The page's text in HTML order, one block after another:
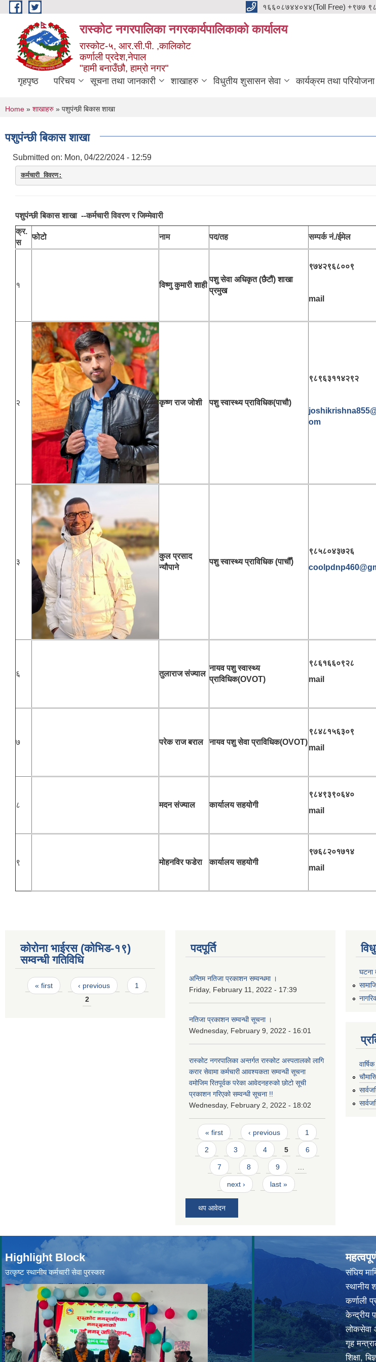
Skip to main content १६६०८७४४०४४(Toll Free) +९७७
रास्कोट नगरपालिका नगरकार्यपालिकाको कार्यालय
रास्कोट-५, आर.सी.पी. ,कालिकोट
कर्णाली प्रदेश,नेपाल
"हामी बनाउँछौ, हाम्रो नगर"
गृहपृष्ठ परिचय सूचना तथा जानकारी शाखाहरु विधुतीय शुसासन सेवा कार्यक्रम तथा परियोजना
You are here
Home » शाखाहरु » पशुपंन्छी बिकास शाखा
पशुपंन्छी बिकास शाखा
Submitted on: Mon, 04/22/2024 - 12:59
कर्मचारी विवरण:
पशुपंन्छी बिकास शाखा ‍ --कर्मचारी विवरण र जिम्मेवारी
क्र.
स
फोटो नाम पद/तह सम्पर्क नं./ईमेल
१ विष्णु कुमारी शाही
पशु सेवा अधिकृत (छैटौं) शाखा
प्रमुख
९७४२९६८००९
mail
२ कृष्ण राज जोशी पशु स्वास्थ्य प्राविधिक(पाचौ)
९८९६३११४२९२
om
३
कुल प्रसाद
न्यौपाने
पशु स्वास्थ्य प्राविधिक (पाचौँ)
९८५८०४३७२६
६ तुलाराज संज्याल
नायव पशु स्वास्थ्य
प्राविधिक(OVOT)
९८६१६६०९२८
mail
७ परेक राज बराल नायव पशु सेवा प्राविधिक(OVOT)
९८४८१५६३०९
mail
८ मदन संज्याल कार्यालय सहयोगी
९८४९३९०६४०
mail
९ मोहनविर फडेरा कार्यालय सहयोगी
९७६८२०१७१४
mail
कोरोना भाईरस (कोभिड-१९)
सम्वन्धी गतिविधि
Pages
« first ‹ previous
1
2
पदपूर्ति
अन्तिम नतिजा प्रकाशन सम्वन्धमा ।
Friday, February 11, 2022 - 17:39
नतिजा प्रकाशन सम्वन्धी सूचना ।
Wednesday, February 9, 2022 - 16:01
रास्कोट नगरपालिका अन्तर्गत रास्कोट अस्पतालको लागि
करार सेवामा कर्मचारी आवश्यकता सम्वन्धी सूचना
वमोजिम रितपूर्वक परेका आवेदनहरुको छोटो सूची
प्रकाशन गरिएको सम्वन्धी सूचना !!
Wednesday, February 2, 2022 - 18:02
Pages
« first ‹ previous 1
2 3 4 5 6
7 8 9
next › last »
थप आवेदन
घटना
Highlight Block
उत्‍कृष्ट स्थानीय कर्मचारी सेवा पुरस्कार
संघिय
स्थानीय
कर्णाली
केन्द्रीय
लोकसेवा
गृह
शिक्षा,